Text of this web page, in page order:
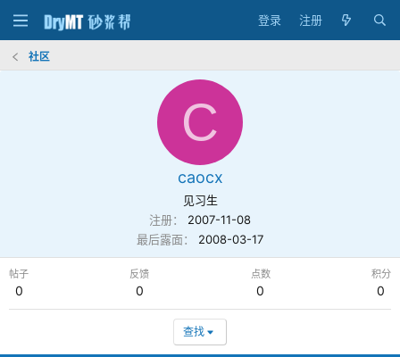
登录 注册
社区
C
caocx
见习生
注册
2007-11-08
最后露面
2008-03-17
帖子
0
反馈
0
点数
0
积分
0
查找